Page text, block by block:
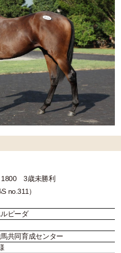
3歳未勝利
no.311）
ピーダ
共同育成センター